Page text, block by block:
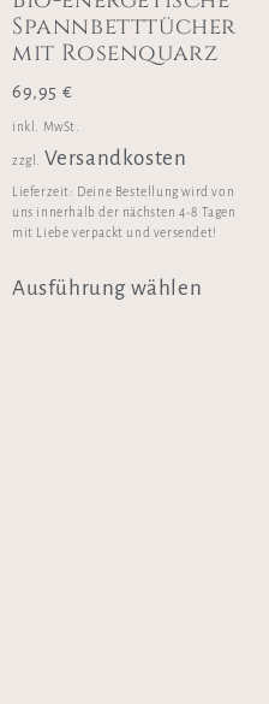
Spannbetttücher
mit Rosenquarz
69,95 €
inkl. MwSt.
zzgl. Versandkosten
Lieferzeit: Deine Bestellung wird von
uns innerhalb der nächsten 4-8 Tagen
mit Liebe verpackt und versendet!
Ausführung wählen